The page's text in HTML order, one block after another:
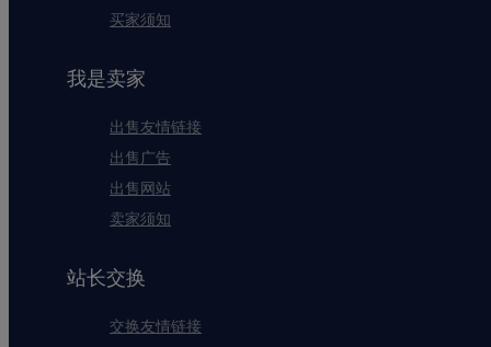
买家须知
我是卖家
出售友情链接
出售广告
出售网站
卖家须知
站长交换
交换友情链接